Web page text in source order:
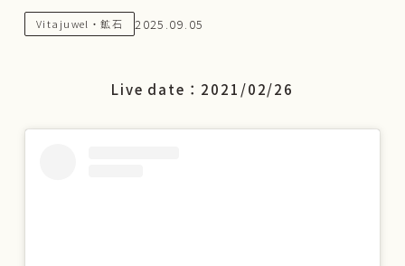
Vitajuwel・鉱石 2025.09.05
Live date：2021/02/26